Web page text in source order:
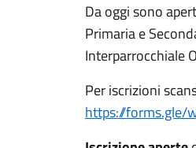
Da oggi sono
Primaria e
Interparrocchiale
Per iscrizioni
https://forms.gle/